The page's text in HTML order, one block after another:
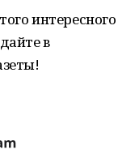
интересного
в